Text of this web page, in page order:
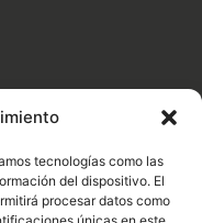
tecnologías como las
del dispositivo. El
procesar datos como